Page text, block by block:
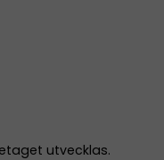
utvecklas.